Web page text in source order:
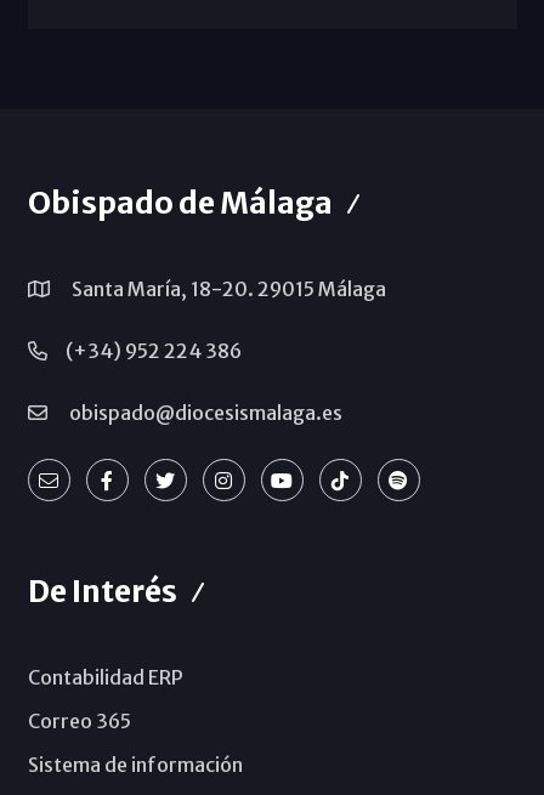
Obispado de Málaga
Santa María, 18-20. 29015 Málaga
(+34) 952 224 386
obispado@diocesismalaga.es
De Interés
Contabilidad ERP
Correo 365
Sistema de información